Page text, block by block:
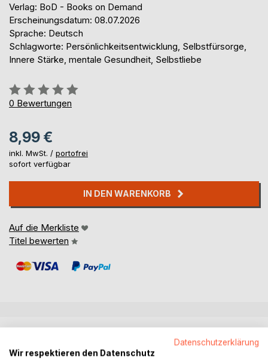
Verlag: BoD - Books on Demand
Erscheinungsdatum: 08.07.2026
Sprache: Deutsch
Schlagworte: Persönlichkeitsentwicklung, Selbstfürsorge,
Innere Stärke, mentale Gesundheit, Selbstliebe
Bewertung::
0%
0 Bewertungen
8,99 €
inkl. MwSt. / portofrei
sofort verfügbar
IN DEN WARENKORB
Auf die Merkliste
Titel bewerten
Datenschutzerklärung
Wir respektieren den Datenschutz